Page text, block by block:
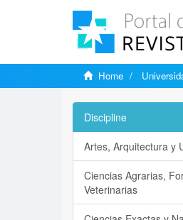
Home
Discipline
Artes, Arquitectura y
Ciencias Agrarias,
Veterinarias